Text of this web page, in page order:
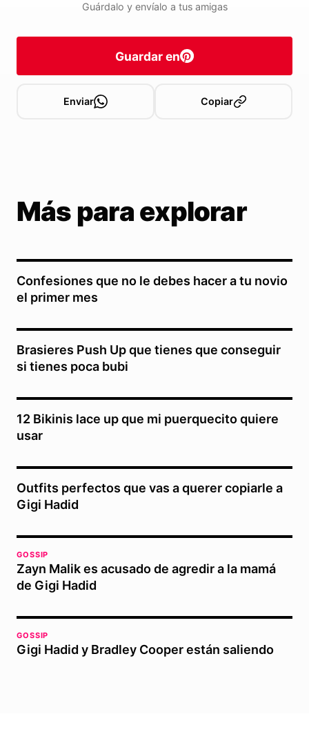
Guárdalo y envíalo a tus amigas
Guardar en
Enviar Copiar
Más para explorar
Confesiones que no le debes hacer a tu novio
el primer mes
Brasieres Push Up que tienes que conseguir
si tienes poca bubi
12 Bikinis lace up que mi puerquecito quiere
usar
Outfits perfectos que vas a querer copiarle a
Gigi Hadid
GOSSIP
Zayn Malik es acusado de agredir a la mamá
de Gigi Hadid
GOSSIP
Gigi Hadid y Bradley Cooper están saliendo